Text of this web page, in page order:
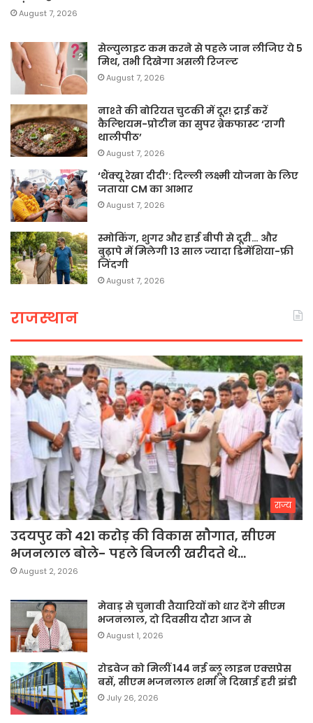
August 7, 2026
सेल्युलाइट कम करने से पहले जान लीजिए ये 5
मिथ, तभी दिखेगा असली रिजल्ट
August 7, 2026
नाश्ते की बोरियत चुटकी में दूर! ट्राई करें
कैल्शियम-प्रोटीन का सुपर ब्रेकफास्ट ‘रागी
थालीपीठ’
August 7, 2026
‘थैंक्यू रेखा दीदी’: दिल्ली लक्ष्मी योजना के लिए
जताया CM का आभार
August 7, 2026
स्मोकिंग, शुगर और हाई बीपी से दूरी… और
बुढ़ापे में मिलेगी 13 साल ज्यादा डिमेंशिया-फ्री
जिंदगी
August 7, 2026
राजस्थान
राज्य
उदयपुर को 421 करोड़ की विकास सौगात, सीएम
भजनलाल बोले- पहले बिजली खरीदते थे…
August 2, 2026
मेवाड़ से चुनावी तैयारियों को धार देंगे सीएम
भजनलाल, दो दिवसीय दौरा आज से
August 1, 2026
रोडवेज को मिलीं 144 नई ब्लू लाइन एक्सप्रेस
बसें, सीएम भजनलाल शर्मा ने दिखाई हरी झंडी
July 26, 2026